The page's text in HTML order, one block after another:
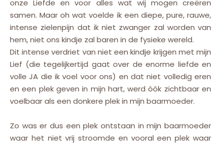
onze Liefde en voor alles wat wij mogen creëren
samen. Maar oh wat voelde ik een diepe, pure, rauwe,
intense zielenpijn dat ik niet zwanger zal worden van
hem, niet ons kindje zal baren in de fysieke wereld.
Dit intense verdriet van niet een kindje krijgen met mijn
Lief (die tegelijkertijd gaat over de enorme liefde en
volle JA die ik voel voor ons) en dat niet volledig eren
en een plek geven in mijn hart, werd óók zichtbaar en
voelbaar als een donkere plek in mijn baarmoeder.
Zo was er dus een plek ontstaan in mijn baarmoeder
waar het niet vrij stroomde en vooral een plek waar